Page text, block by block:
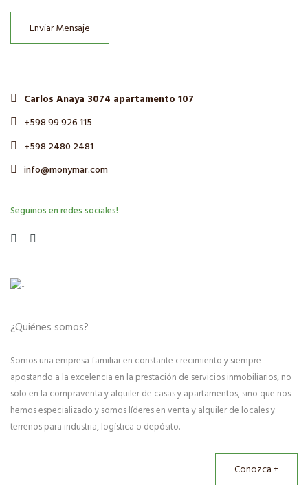
Enviar Mensaje
Carlos Anaya 3074 apartamento 107
+598 99 926 115
+598 2480 2481
info@monymar.com
Seguinos en redes sociales!
¿Quiénes somos?
Somos una empresa familiar en constante crecimiento y siempre
apostando a la excelencia en la prestación de servicios inmobiliarios, no
solo en la compraventa y alquiler de casas y apartamentos, sino que nos
hemos especializado y somos líderes en venta y alquiler de locales y
terrenos para industria, logística o depósito.
Conozca +